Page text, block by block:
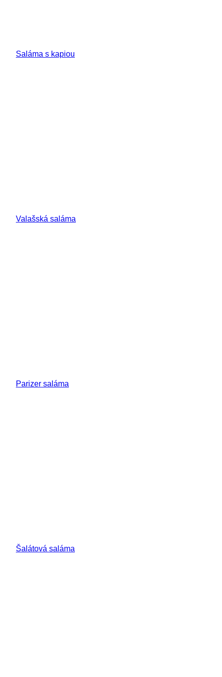
Saláma s kapiou
Valašská saláma
Parizer saláma
Šalátová saláma